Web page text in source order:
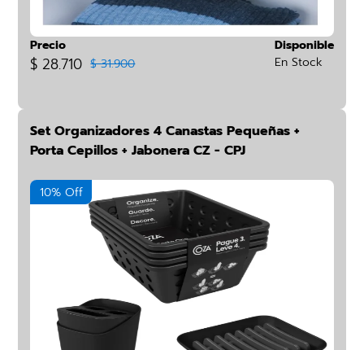
Precio
$ 28.710 $ 31.900
Disponible
En Stock
Set Organizadores 4 Canastas Pequeñas +
Porta Cepillos + Jabonera CZ - CPJ
10% Off